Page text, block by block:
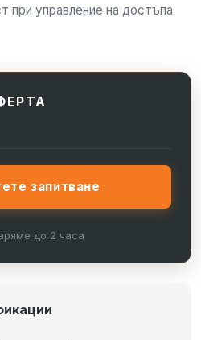
при управление на достъпа
запитване
до 2 часа